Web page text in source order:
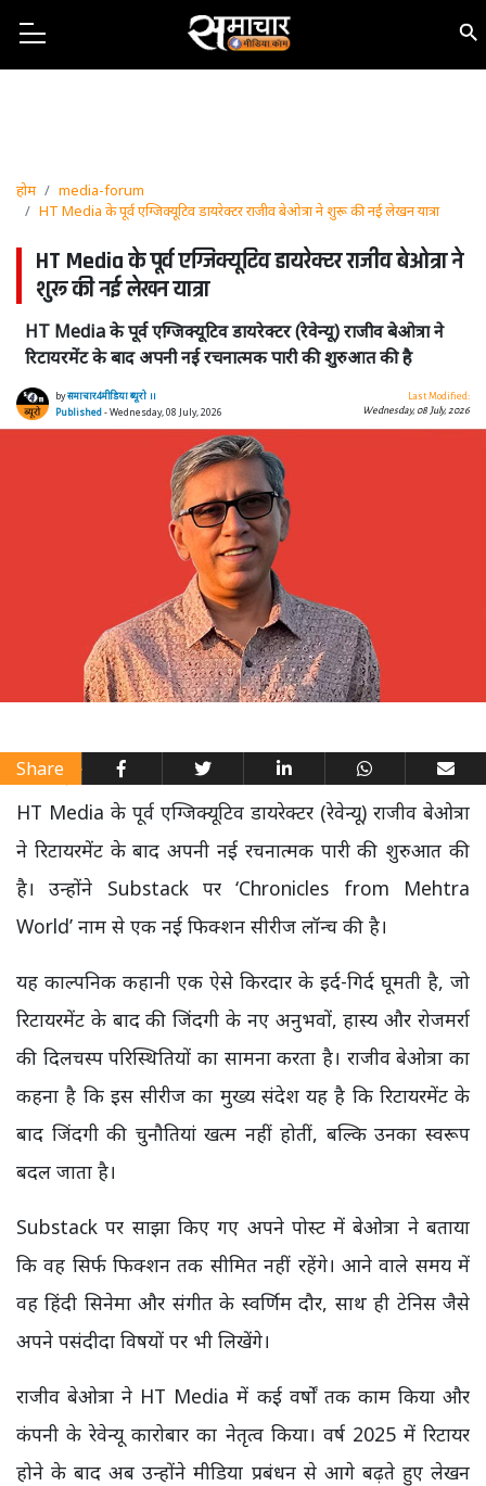
होम
media-forum
HT Media के पूर्व एग्जिक्यूटिव डायरेक्टर राजीव बेओत्रा ने शुरू की नई लेखन यात्रा
HT Media के पूर्व एग्जिक्यूटिव डायरेक्टर राजीव बेओत्रा ने
शुरू की नई लेखन यात्रा
HT Media के पूर्व एग्जिक्यूटिव डायरेक्टर (रेवेन्यू) राजीव बेओत्रा ने
रिटायरमेंट के बाद अपनी नई रचनात्मक पारी की शुरुआत की है
byसमाचार4मीडिया ब्यूरो ।।
Published- Wednesday, 08 July, 2026
Last Modified:
Wednesday, 08 July, 2026
Share
HT Media के पूर्व एग्जिक्यूटिव डायरेक्टर (रेवेन्यू) राजीव बेओत्रा
ने रिटायरमेंट के बाद अपनी नई रचनात्मक पारी की शुरुआत की
है। उन्होंने Substack पर ‘Chronicles from Mehtra
World’ नाम से एक नई फिक्शन सीरीज लॉन्च की है।
यह काल्पनिक कहानी एक ऐसे किरदार के इर्द-गिर्द घूमती है, जो
रिटायरमेंट के बाद की जिंदगी के नए अनुभवों, हास्य और रोजमर्रा
की दिलचस्प परिस्थितियों का सामना करता है। राजीव बेओत्रा का
कहना है कि इस सीरीज का मुख्य संदेश यह है कि रिटायरमेंट के
बाद जिंदगी की चुनौतियां खत्म नहीं होतीं, बल्कि उनका स्वरूप
बदल जाता है।
Substack पर साझा किए गए अपने पोस्ट में बेओत्रा ने बताया
कि वह सिर्फ फिक्शन तक सीमित नहीं रहेंगे। आने वाले समय में
वह हिंदी सिनेमा और संगीत के स्वर्णिम दौर, साथ ही टेनिस जैसे
अपने पसंदीदा विषयों पर भी लिखेंगे।
राजीव बेओत्रा ने HT Media में कई वर्षों तक काम किया और
कंपनी के रेवेन्यू कारोबार का नेतृत्व किया। वर्ष 2025 में रिटायर
होने के बाद अब उन्होंने मीडिया प्रबंधन से आगे बढ़ते हुए लेखन